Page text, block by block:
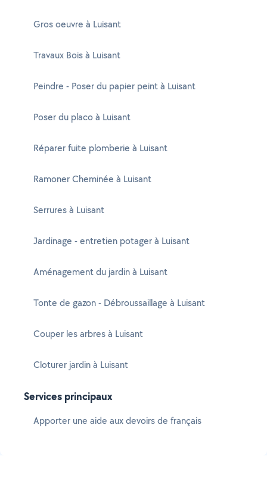
Gros oeuvre à Luisant
Travaux Bois à Luisant
Peindre - Poser du papier peint à Luisant
Poser du placo à Luisant
Réparer fuite plomberie à Luisant
Ramoner Cheminée à Luisant
Serrures à Luisant
Jardinage - entretien potager à Luisant
Aménagement du jardin à Luisant
Tonte de gazon - Débroussaillage à Luisant
Couper les arbres à Luisant
Cloturer jardin à Luisant
Services principaux
Apporter une aide aux devoirs de français